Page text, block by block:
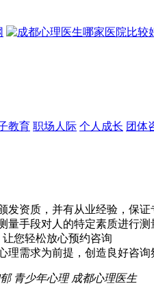
教育 职场人际 个人成长 团体
发资质，并有从业经验，保
量手段对人的特定素质进行测
您轻松放心预约咨询
理需求为前提，创造良好咨询
青少年心理 成都心理医生